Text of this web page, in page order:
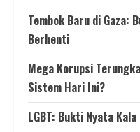
Tembok Baru di Gaza:
Berhenti
Mega Korupsi
Sistem Hari Ini?
LGBT: Bukti Nyata